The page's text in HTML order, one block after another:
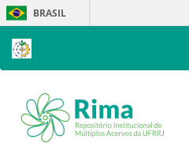
Skip
navigation
BRASIL